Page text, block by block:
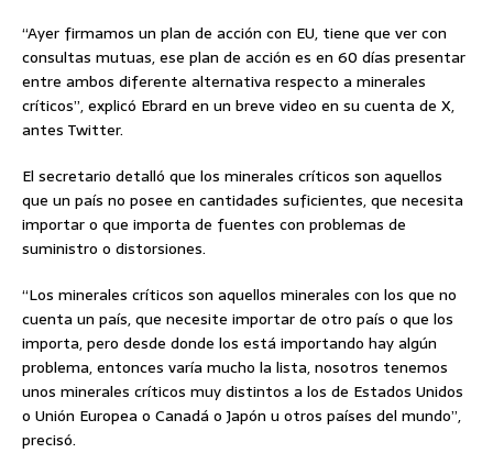
“Ayer firmamos un plan de acción con EU, tiene que ver con
consultas mutuas, ese plan de acción es en 60 días presentar
entre ambos diferente alternativa respecto a minerales
críticos”, explicó Ebrard en un breve video en su cuenta de X,
antes Twitter.
El secretario detalló que los minerales críticos son aquellos
que un país no posee en cantidades suficientes, que necesita
importar o que importa de fuentes con problemas de
suministro o distorsiones.
“Los minerales críticos son aquellos minerales con los que no
cuenta un país, que necesite importar de otro país o que los
importa, pero desde donde los está importando hay algún
problema, entonces varía mucho la lista, nosotros tenemos
unos minerales críticos muy distintos a los de Estados Unidos
o Unión Europea o Canadá o Japón u otros países del mundo”,
precisó.